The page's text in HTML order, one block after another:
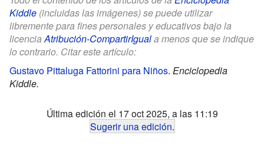
Kiddle (incluidas las imágenes) se puede utilizar
libremente para fines personales y educativos bajo la
licenciaAtribución-CompartirIguala menos que se indique
lo contrario. Citar este artículo:
Gustavo Pittaluga Fattorini para Niños. Enciclopedia
Kiddle.
Última edición el 17 oct 2025, a las 11:19
Sugerir una edición.